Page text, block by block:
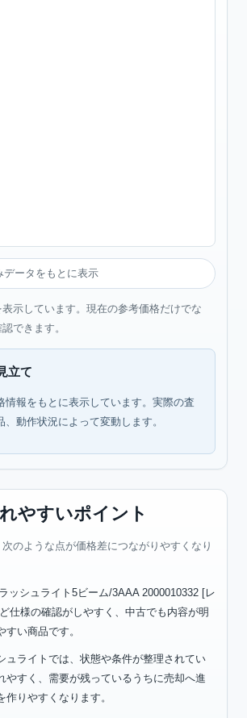
データをもとに表示
示しています。現在の参考価格だけでな
できます。
立て
情報をもとに表示しています。実際の査
動作状況によって変動します。
やすいポイント
のような点が価格差につながりやすくなり
ッシュライト5ビーム/3AAA 2000010332 [レ
仕様の確認がしやすく、中古でも内容が明
い商品です。
ュライトでは、状態や条件が整理されてい
やすく、需要が残っているうちに売却へ進
りやすくなります。